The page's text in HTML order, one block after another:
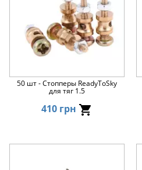
50 шт - Стопперы ReadyToSky
для тяг 1.5
410 грн